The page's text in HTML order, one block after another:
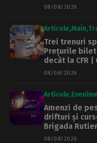
08/08/2026
Articole Main
Trei trenuri
Prețurile
decât la CFR |
08/08/2026
Articole
Amenzi de
drifturi și
Brigada
08/08/2026